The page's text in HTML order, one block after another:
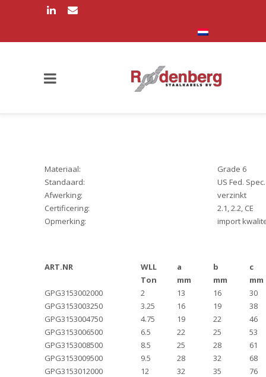
Materiaal:
Grade 6
Standaard:
US Fed.
Afwerking:
verzinkt
Certificering:
2.1, 2.2, CE
Opmerking:
import
ART.NR WLL a b
c
Ton
mm mm
mm
GPG3153002000
2 13 16
30
GPG3153003250
3.25 16 19
38
GPG3153004750
4.75 19 22
46
GPG3153006500
6.5 22 25
53
GPG3153008500
8.5 25 28
61
GPG3153009500
9.5 28 32
68
GPG3153012000
12 32 35
76